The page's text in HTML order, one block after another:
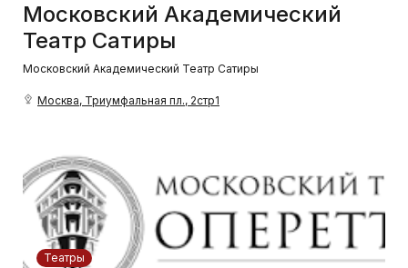
Московский Академический
Театр Сатиры
Московский Академический Театр Сатиры
Москва, Триумфальная пл., 2стр1
Театры